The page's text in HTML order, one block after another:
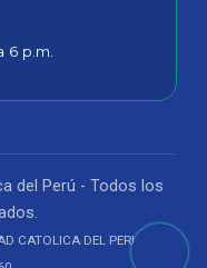
6 p.m.
del Perú - Todos los
CATOLICA DEL PERU